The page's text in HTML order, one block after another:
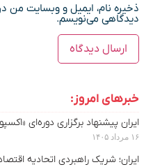
ذخیره نام، ایمیل و وبسایت من
دیدگاهی می‌نویسم.
خبرهای امروز:
ایران پیشنهاد برگزاری دوره‌ای
۱۶ مرداد ۱۴۰۵
ایران؛ شریک راهبردی اتحادیه